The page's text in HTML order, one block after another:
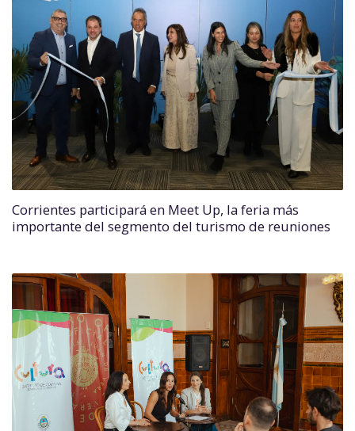
Corrientes participará en Meet Up, la feria más
importante del segmento del turismo de reuniones